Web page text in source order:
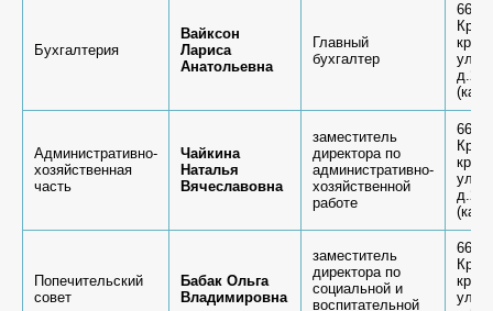
Бухгалтерия
Вайксон
Лариса
Анатольевна
Главный
бухгалтер
д.26
Административно-
хозяйственная
часть
Чайкина
Наталья
Вячеславовна
заместитель
директора по
административно-
хозяйственной
работе
д.26
Попечительский
совет
Бабак Ольга
Владимировна
заместитель
директора по
социальной и
воспитательной